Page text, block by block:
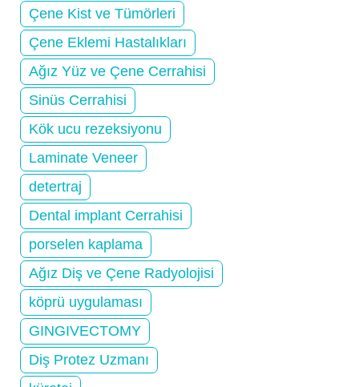
Çene Kist ve Tümörleri
Çene Eklemi Hastalıkları
Ağız Yüz ve Çene Cerrahisi
Sinüs Cerrahisi
Kök ucu rezeksiyonu
Laminate Veneer
detertraj
Dental implant Cerrahisi
porselen kaplama
Ağız Diş ve Çene Radyolojisi
köprü uygulaması
GINGIVECTOMY
Diş Protez Uzmanı